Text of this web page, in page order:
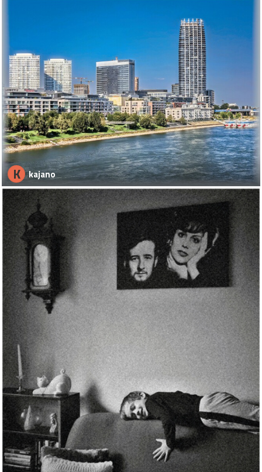
K kajano